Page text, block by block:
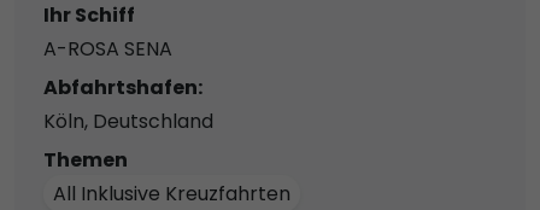
Ihr Schiff
A-ROSA SENA
Abfahrtshafen:
Köln, Deutschland
Themen
All Inklusive Kreuzfahrten